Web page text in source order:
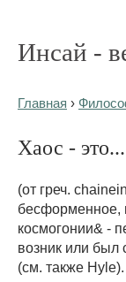
Инсай -
Главная ›
Хаос - это...
(от греч.
бесформенное,
космогонии& -
возник или был
(см. также Hyle).